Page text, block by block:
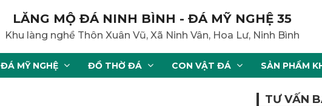
LĂNG MỘ ĐÁ NINH BÌNH - ĐÁ MỸ NGHỆ 35
Khu làng nghề Thôn Xuân Vũ, Xã Ninh Vân, Hoa Lư, Ninh Bình
ĐÁ MỸ NGHỆ ĐỒ THỜ ĐÁ CON VẬT ĐÁ SẢN PHẨM
TƯ VẤN